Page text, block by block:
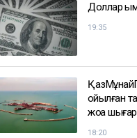
Доллар
19:35
қойылған
жоққа
18:20